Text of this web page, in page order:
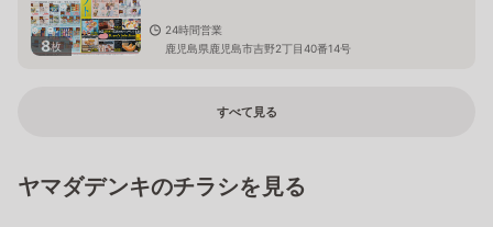
8枚
24時間営業
鹿児島県鹿児島市吉野2丁目40番14号
すべて見る
ヤマダデンキのチラシを見る